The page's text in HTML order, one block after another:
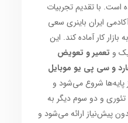
است. با تقدیم تجربیات
ایران باینری سعی
بازار کار آماده کند. این
و تعمیر و تعویض
و سی پی یو موبایل
شروع می‌شود و
و دو سوم دیگر به
پیش‌نیاز ارائه می‌شود و